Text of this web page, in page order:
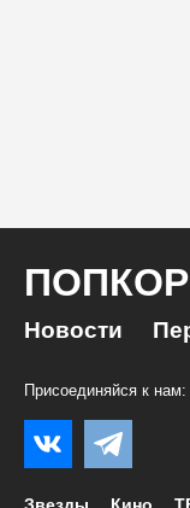
Новости
Присоединяйся к нам: